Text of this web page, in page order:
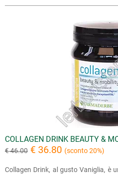
COLLAGEN DRINK BEAUTY &
€ 46.00 € 36.80 (sconto 20%)
Collagen Drink, al gusto Vaniglia, è